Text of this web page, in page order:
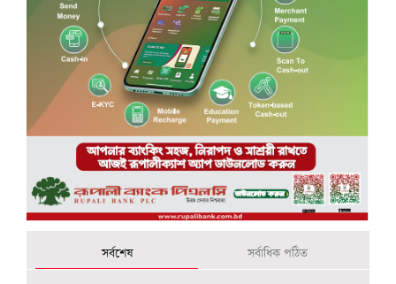
সর্বশেষ সর্বাধিক পঠিত